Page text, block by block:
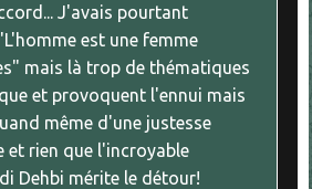
J'avais pourtant
est une femme
mais là trop de thématiques
et provoquent l'ennui mais
même d'une justesse
et rien que l'incroyable
Dehbi mérite le détour!